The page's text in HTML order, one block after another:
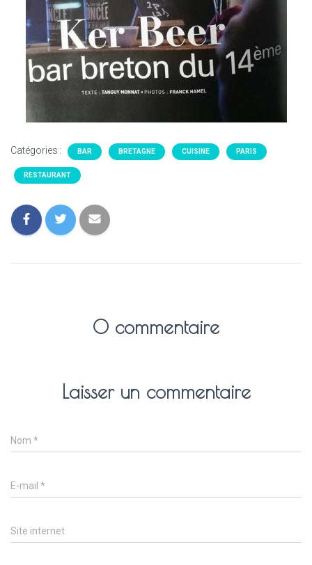
Catégories : BAR BRETAGNE CUISINE PARIS
RESTAURANT
0 commentaire
Laisser un commentaire
Nom *
E-mail *
Site internet